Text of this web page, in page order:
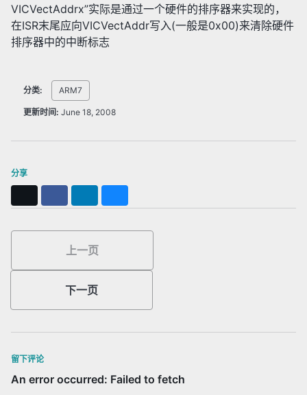
VICVectAddrx”实际是通过一个硬件的排序器来实现的，
在ISR末尾应向VICVectAddr写入(一般是0x00)来清除硬件
排序器中的中断标志
分类: ARM7
更新时间: June 18, 2008
分享
上一页
下一页
留下评论